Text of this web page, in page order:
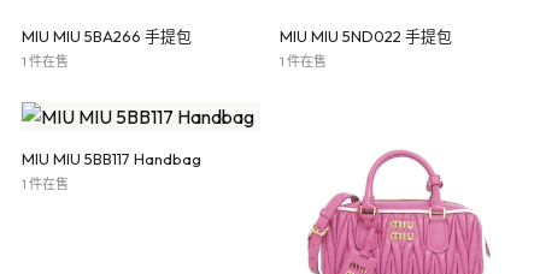
MIU MIU 5BA266 手提包
1 件在售
MIU MIU 5ND022 手提包
1 件在售
MIU MIU 5BB117 Handbag
1 件在售